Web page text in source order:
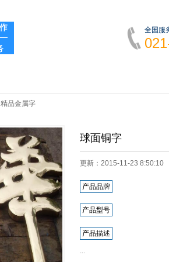
全国服
精品金属字
球面铜字
更新：2015-11-23
产品品牌
产品型号
产品描述
...